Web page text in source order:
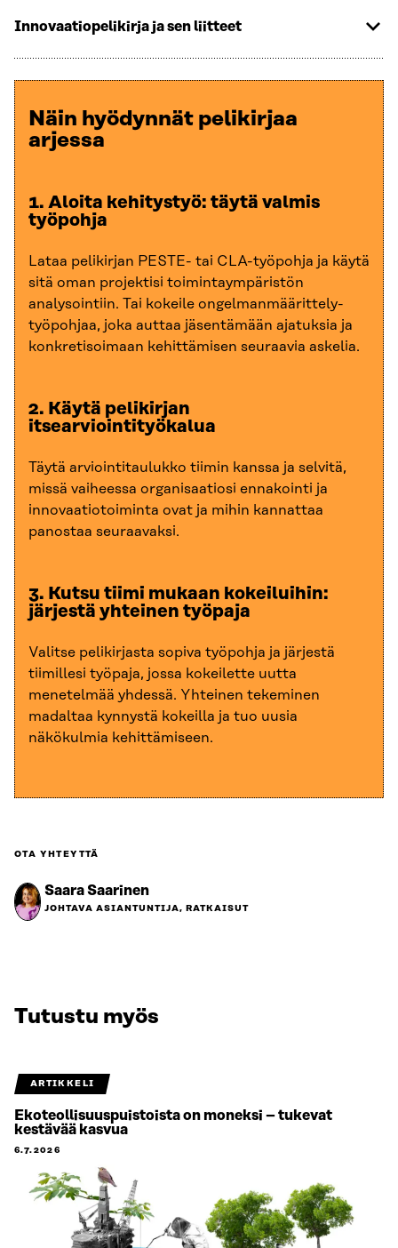
Innovaatiopelikirja ja sen liitteet
Näin hyödynnät pelikirjaa
arjessa
1. Aloita kehitystyö: täytä valmis
työpohja
Lataa pelikirjan PESTE- tai CLA-työpohja ja käytä
sitä oman projektisi toimintaympäristön
analysointiin. Tai kokeile ongelmanmäärittely-
työpohjaa, joka auttaa jäsentämään ajatuksia ja
konkretisoimaan kehittämisen seuraavia askelia.
2. Käytä pelikirjan
itsearviointityökalua
Täytä arviointitaulukko tiimin kanssa ja selvitä,
missä vaiheessa organisaatiosi ennakointi ja
innovaatiotoiminta ovat ja mihin kannattaa
panostaa seuraavaksi.
3. Kutsu tiimi mukaan kokeiluihin:
järjestä yhteinen työpaja
Valitse pelikirjasta sopiva työpohja ja järjestä
tiimillesi työpaja, jossa kokeilette uutta
menetelmää yhdessä. Yhteinen tekeminen
madaltaa kynnystä kokeilla ja tuo uusia
näkökulmia kehittämiseen.
OTA YHTEYTTÄ
Saara Saarinen
JOHTAVA ASIANTUNTIJA, RATKAISUT
Tutustu myös
ARTIKKELI
Ekoteollisuuspuistoista on moneksi – tukevat
kestävää kasvua
6.7.2026